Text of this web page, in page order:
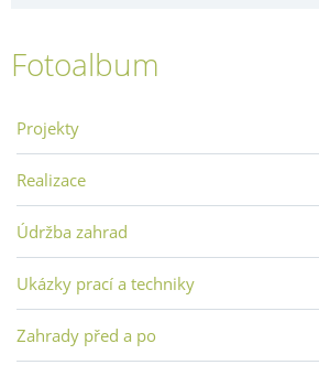
Fotoalbum
Projekty
Realizace
Údržba zahrad
Ukázky prací a techniky
Zahrady před a po